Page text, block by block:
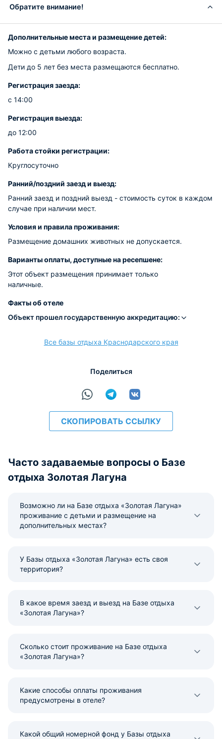
Обратите внимание!
Дополнительные места и размещение детей:
Можно с детьми любого возраста.
Дети до 5 лет без места размещаются бесплатно.
Регистрация заезда:
с 14:00
Регистрация выезда:
до 12:00
Работа стойки регистрации:
Круглосуточно
Ранний/поздний заезд и выезд:
Ранний заезд и поздний выезд - стоимость суток в каждом
случае при наличии мест.
Условия и правила проживания:
Размещение домашних животных не допускается.
Варианты оплаты, доступные на ресепшене:
Этот объект размещения принимает только
наличные.
Факты об отеле
Объект прошел государственную аккредитацию:
Все базы отдыха Краснодарского края
Поделиться
СКОПИРОВАТЬ ССЫЛКУ
Часто задаваемые вопросы о Базе
отдыха Золотая Лагуна
Возможно ли на Базе отдыха «Золотая Лагуна»
проживание с детьми и размещение на
дополнительных местах?
У Базы отдыха «Золотая Лагуна» есть своя
территория?
В какое время заезд и выезд на Базе отдыха
«Золотая Лагуна»?
Сколько стоит проживание на Базе отдыха
«Золотая Лагуна»?
Какие способы оплаты проживания
предусмотрены в отеле?
Какой общий номерной фонд у Базы отдыха